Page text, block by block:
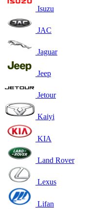
Isuzu
JAC
Jaguar
Jeep
Jetour
Kaiyi
KIA
Land Rover
Lexus
Lifan